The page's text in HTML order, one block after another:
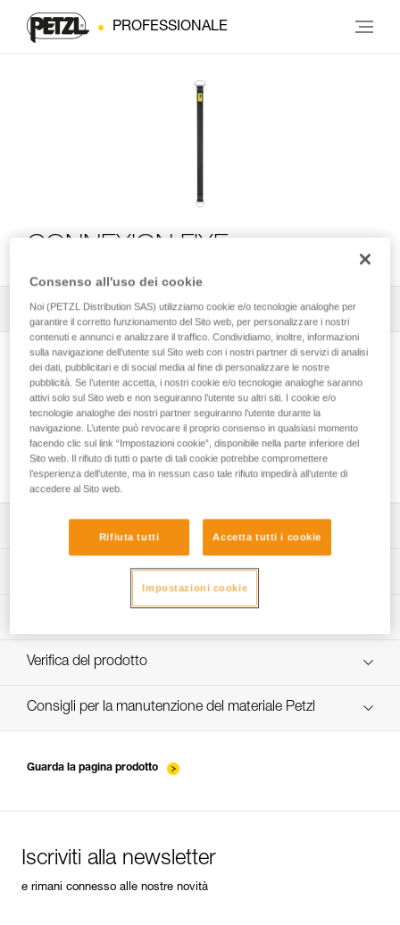
PROFESSIONALE
Tutti i consigli tecnici 1 Filtro
Installazione delle corde
Technical Notice
App per il controllo e la manutenzione dei DPI
verif-EPI-sangles-amarrage-procedure-IT
Verifica del prodotto
VerifEPI-Sangleamarrage_IT
Consigli per la manutenzione del materiale Petzl
Guarda la pagina prodotto
Iscriviti alla newsletter
e rimani connesso alle nostre novità
Consenso all'uso dei cookie
Noi (PETZL Distribution SAS) utilizziamo cookie e/o tecnologie analoghe per
garantire il corretto funzionamento del Sito web, per personalizzare i nostri
contenuti e annunci e analizzare il traffico. Condividiamo, inoltre, informazioni
sulla navigazione dell’utente sul Sito web con i nostri partner di servizi di analisi
dei dati, pubblicitari e di social media al fine di personalizzare le nostre
pubblicità. Se l’utente accetta, i nostri cookie e/o tecnologie analoghe saranno
attivi solo sul Sito web e non seguiranno l’utente su altri siti. I cookie e/o
tecnologie analoghe dei nostri partner seguiranno l’utente durante la
navigazione. L’utente può revocare il proprio consenso in qualsiasi momento
facendo clic sul link “Impostazioni cookie”, disponibile nella parte inferiore del
Sito web. Il rifiuto di tutti o parte di tali cookie potrebbe compromettere
l’esperienza dell’utente, ma in nessun caso tale rifiuto impedirà all’utente di
accedere al Sito web.
Rifiuta tutti Accetta tutti i cookie
Impostazioni cookie